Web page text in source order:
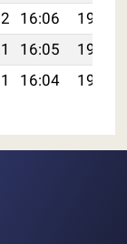
16:06
19:07
16:05
19:06
16:04 19:04